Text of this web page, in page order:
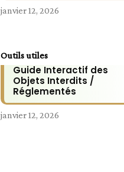
janvier 12, 2026
Outils utiles
Guide Interactif des
Objets Interdits /
Réglementés
janvier 12, 2026